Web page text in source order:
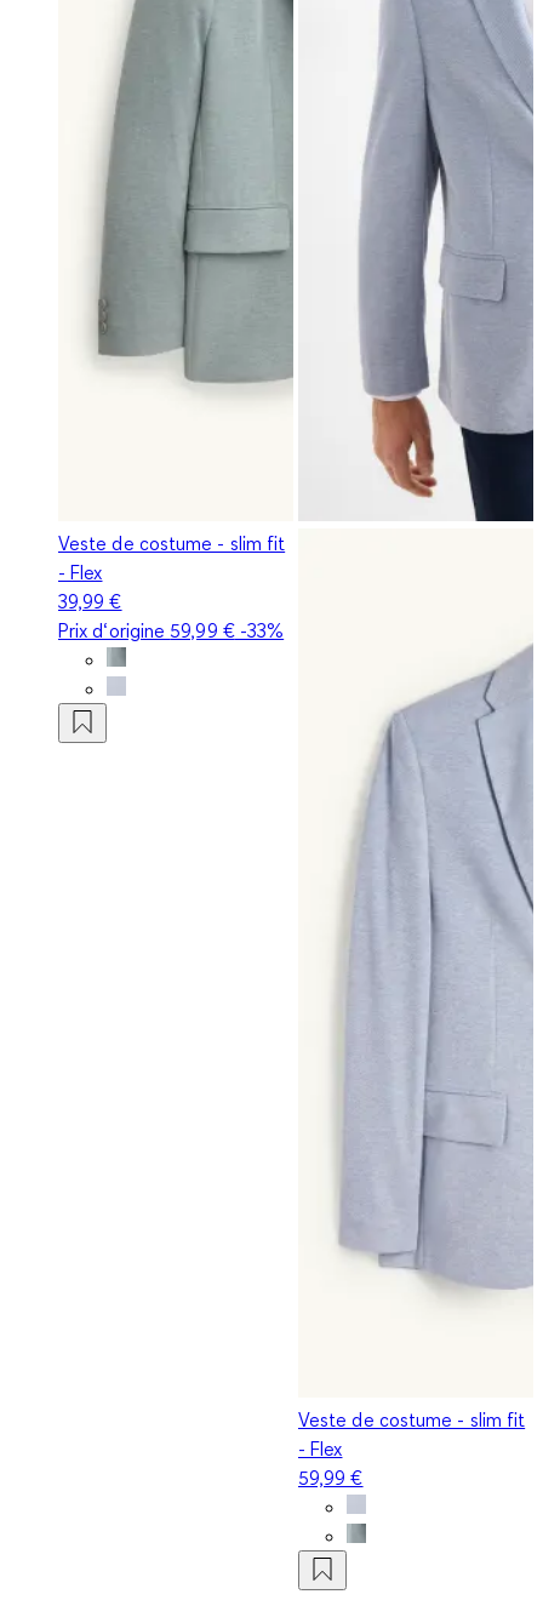
Veste de costume - slim fit
- Flex
39,99 €
Prix d‘origine 59,99 €-33%
Veste de costume - slim fit
- Flex
59,99 €